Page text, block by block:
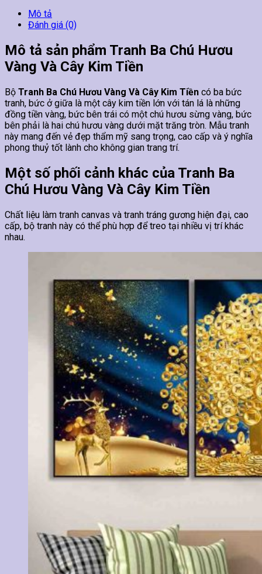
Mô tả
Đánh giá (0)
Mô tả sản phẩm Tranh Ba Chú Hươu
Vàng Và Cây Kim Tiền
Bộ Tranh Ba Chú Hươu Vàng Và Cây Kim Tiền có ba bức
tranh, bức ở giữa là một cây kim tiền lớn với tán lá là những
đồng tiền vàng, bức bên trái có một chú hươu sừng vàng, bức
bên phải là hai chú hươu vàng dưới mặt trăng tròn. Mẫu tranh
này mang đến vẻ đẹp thẩm mỹ sang trọng, cao cấp và ý nghĩa
phong thuỷ tốt lành cho không gian trang trí.
Một số phối cảnh khác của Tranh Ba
Chú Hươu Vàng Và Cây Kim Tiền
Chất liệu làm tranh canvas và tranh tráng gương hiện đại, cao
cấp, bộ tranh này có thể phù hợp để treo tại nhiều vị trí khác
nhau.